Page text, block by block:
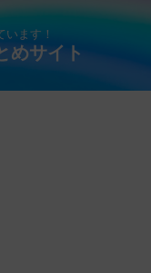
ます！
めサイト